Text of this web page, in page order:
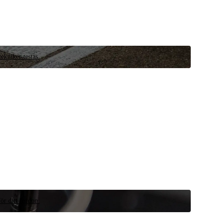
testas.
ditt fordon.